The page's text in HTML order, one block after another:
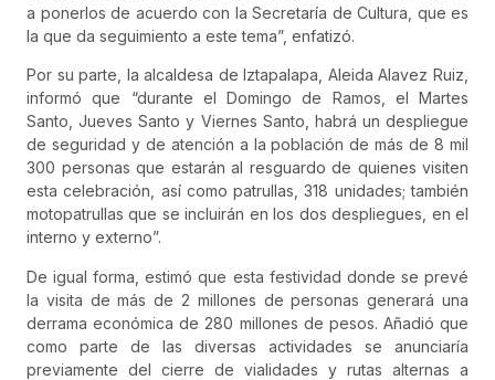
a ponerlos de acuerdo con la Secretaría de Cultura, que es
la que da seguimiento a este tema”, enfatizó.
Por su parte, la alcaldesa de Iztapalapa, Aleida Alavez Ruiz,
informó que “durante el Domingo de Ramos, el Martes
Santo, Jueves Santo y Viernes Santo, habrá un despliegue
de seguridad y de atención a la población de más de 8 mil
300 personas que estarán al resguardo de quienes visiten
esta celebración, así como patrullas, 318 unidades; también
motopatrullas que se incluirán en los dos despliegues, en el
interno y externo”.
De igual forma, estimó que esta festividad donde se prevé
la visita de más de 2 millones de personas generará una
derrama económica de 280 millones de pesos. Añadió que
como parte de las diversas actividades se anunciaría
previamente del cierre de vialidades y rutas alternas a